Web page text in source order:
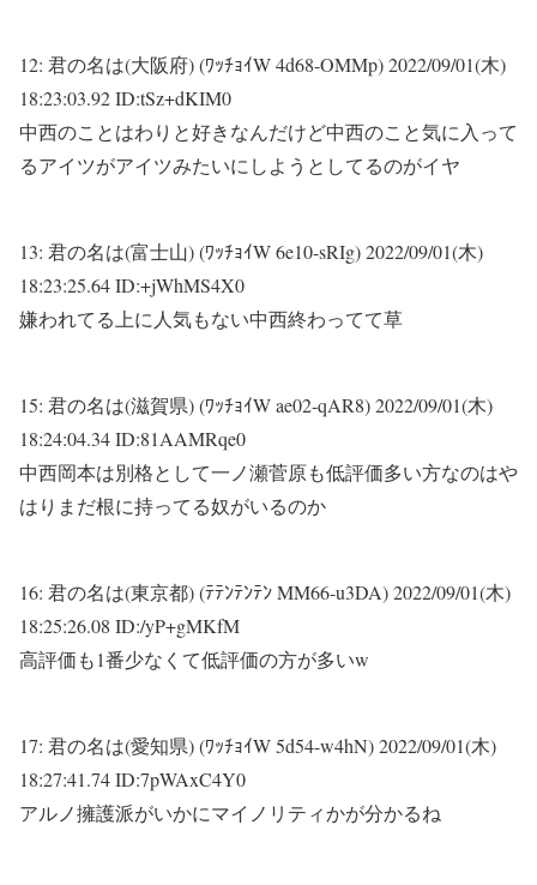
12: 君の名は(大阪府) (ﾜｯﾁｮｲW 4d68-OMMp)2022/09/01(木)
18:23:03.92 ID:tSz+dKIM0
中西のことはわりと好きなんだけど中西のこと気に入って
るアイツがアイツみたいにしようとしてるのがイヤ
13: 君の名は(富士山) (ﾜｯﾁｮｲW 6e10-sRIg)2022/09/01(木)
18:23:25.64 ID:+jWhMS4X0
嫌われてる上に人気もない中西終わってて草
15: 君の名は(滋賀県) (ﾜｯﾁｮｲW ae02-qAR8)2022/09/01(木)
18:24:04.34 ID:81AAMRqe0
中西岡本は別格として一ノ瀬菅原も低評価多い方なのはや
はりまだ根に持ってる奴がいるのか
16: 君の名は(東京都) (ﾃﾃﾝﾃﾝﾃﾝ MM66-u3DA)2022/09/01(木)
18:25:26.08 ID:/yP+gMKfM
高評価も1番少なくて低評価の方が多いw
17: 君の名は(愛知県) (ﾜｯﾁｮｲW 5d54-w4hN)2022/09/01(木)
18:27:41.74 ID:7pWAxC4Y0
アルノ擁護派がいかにマイノリティかが分かるね